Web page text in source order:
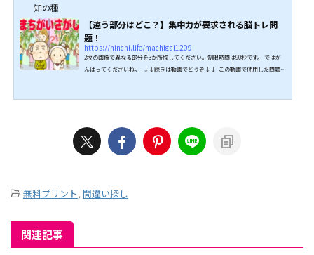
知の種
【違う部分はどこ？】集中力が要求される脳トレ問
題！
https://ninchi.life/machigai1209
2枚の画像で異なる部分を3か所探してください。制限時間は90秒です。 ではが
んばってくださいね。 ↓↓続きは動画でどうぞ↓↓ この動画で使用した問題を
-無料プリント, 間違い探し
関連記事